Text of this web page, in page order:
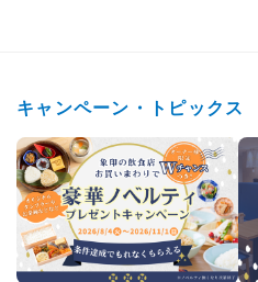
キャンペーン・トピックス